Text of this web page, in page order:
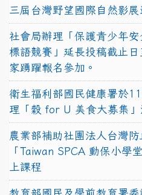
三屆台灣野望國際自然影展
社會局辦理「保護青少年
標語競賽」延長投稿截止
家踴躍報名參加。
衛生福利部國民健康署於
理「穀 for U 美食大募集」
農業部補助社團法人台灣
「Taiwan SPCA 動保小學
上課程
教育部國民及學前教育署